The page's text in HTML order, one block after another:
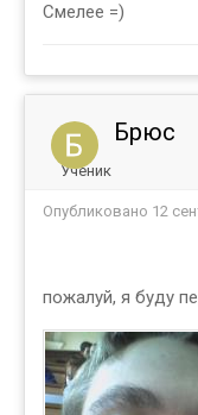
Смелее =)
Брюс
Ученик
Опубликовано 12
пожалуй, я буду